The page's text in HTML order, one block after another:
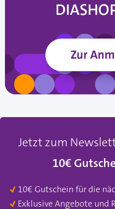
Jetzt zum
10€
10€ Gutschein für die
Exklusive Angebote und